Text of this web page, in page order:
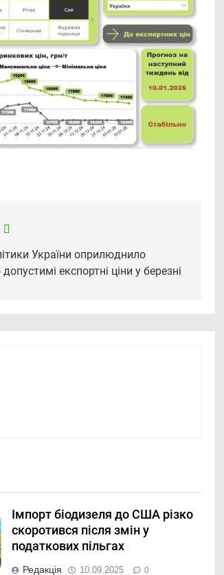
України оприлюднило
експортні ціни у березні
Імпорт біодизеля до США різко
скоротився після змін у
податкових пільгах
Редакція 10.09.2025 0